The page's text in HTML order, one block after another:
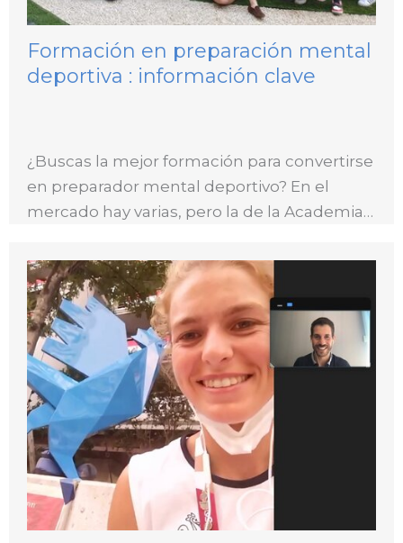
Formación en preparación mental
deportiva : información clave
¿Buscas la mejor formación para convertirse
en preparador mental deportivo? En el
mercado hay varias, pero la de la Academia…